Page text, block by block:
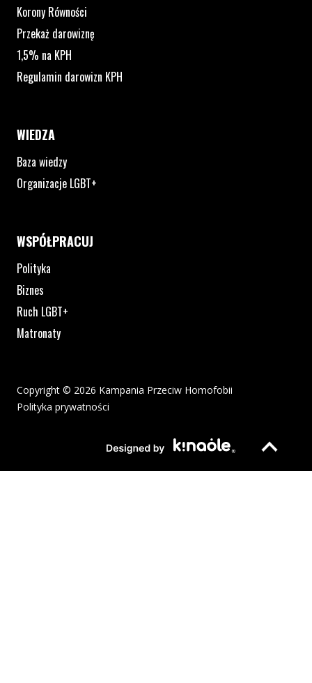
Korony Równości
Przekaż darowiznę
1,5% na KPH
Regulamin darowizn KPH
WIEDZA
Baza wiedzy
Organizacje LGBT+
WSPÓŁPRACUJ
Polityka
Biznes
Ruch LGBT+
Matronaty
Copyright © 2026 Kampania Przeciw Homofobii
Polityka prywatności
Strona otwiera